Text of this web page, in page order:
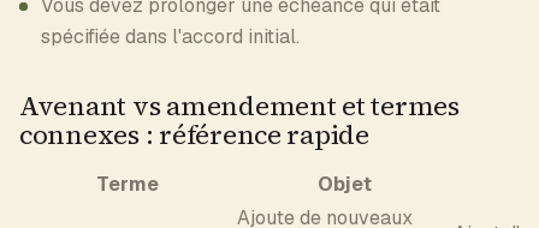
Vous devez prolonger une échéance qui était
spécifiée dans l'accord initial.
Avenant vs amendement et termes
connexes : référence rapide
Terme Objet
Ajoute de nouveaux